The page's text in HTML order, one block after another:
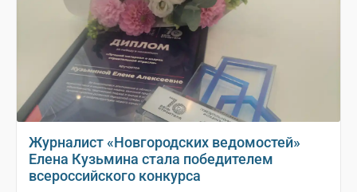
Журналист «Новгородских ведомостей»
Елена Кузьмина стала победителем
всероссийского конкурса